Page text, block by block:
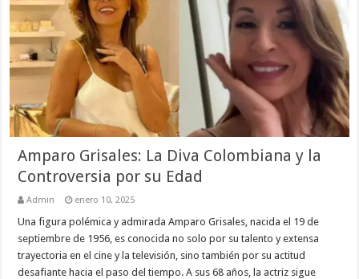
Amparo Grisales: La Diva Colombiana y la
Controversia por su Edad
Admin enero 10, 2025
Una figura polémica y admirada Amparo Grisales, nacida el 19 de
septiembre de 1956, es conocida no solo por su talento y extensa
trayectoria en el cine y la televisión, sino también por su actitud
desafiante hacia el paso del tiempo. A sus 68 años, la actriz sigue